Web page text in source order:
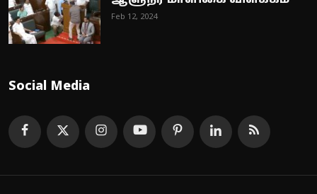
Feb 12, 2024
Social Media